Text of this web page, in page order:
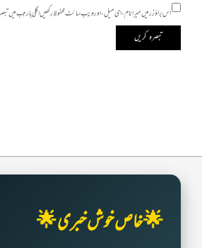
اس براؤزر میں میرا نام، ای میل، اور ویب سائٹ محفوظ رکھیں اگلی بار جب
🌟 خاص خوش خبری 🌟